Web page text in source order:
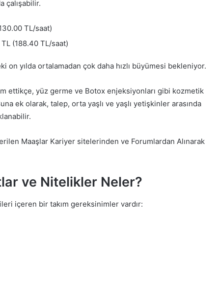
çalışabilir.
TL/saat)
(188.40 TL/saat)
on yılda ortalamadan çok daha hızlı büyümesi bekleniyor.
ettikçe, yüz germe ve Botox enjeksiyonları gibi kozmetik
ek olarak, talep, orta yaşlı ve yaşlı yetişkinler arasında
Maaşlar Kariyer sitelerinden ve Forumlardan Alınarak
ve Nitelikler Neler?
içeren bir takım gereksinimler vardır: